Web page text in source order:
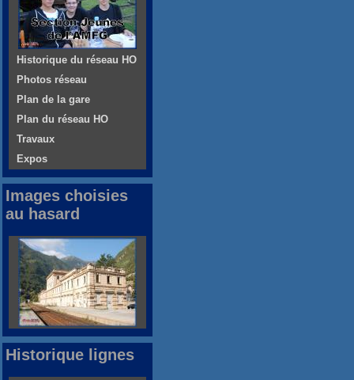
Historique du réseau HO
Photos réseau
Plan de la gare
Plan du réseau HO
Travaux
Expos
Images choisies
au hasard
Historique lignes